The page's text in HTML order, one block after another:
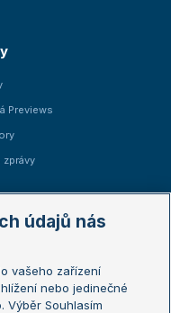
Previews
zprávy
Open
údajů nás
vašeho zařízení
nebo jedinečné
Výběr Souhlasím